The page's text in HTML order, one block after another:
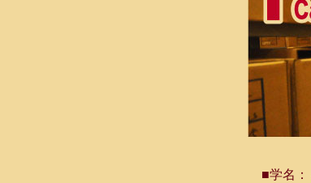
■学名：